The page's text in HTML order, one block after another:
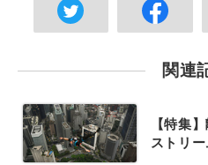
関連
【特集
ストリ